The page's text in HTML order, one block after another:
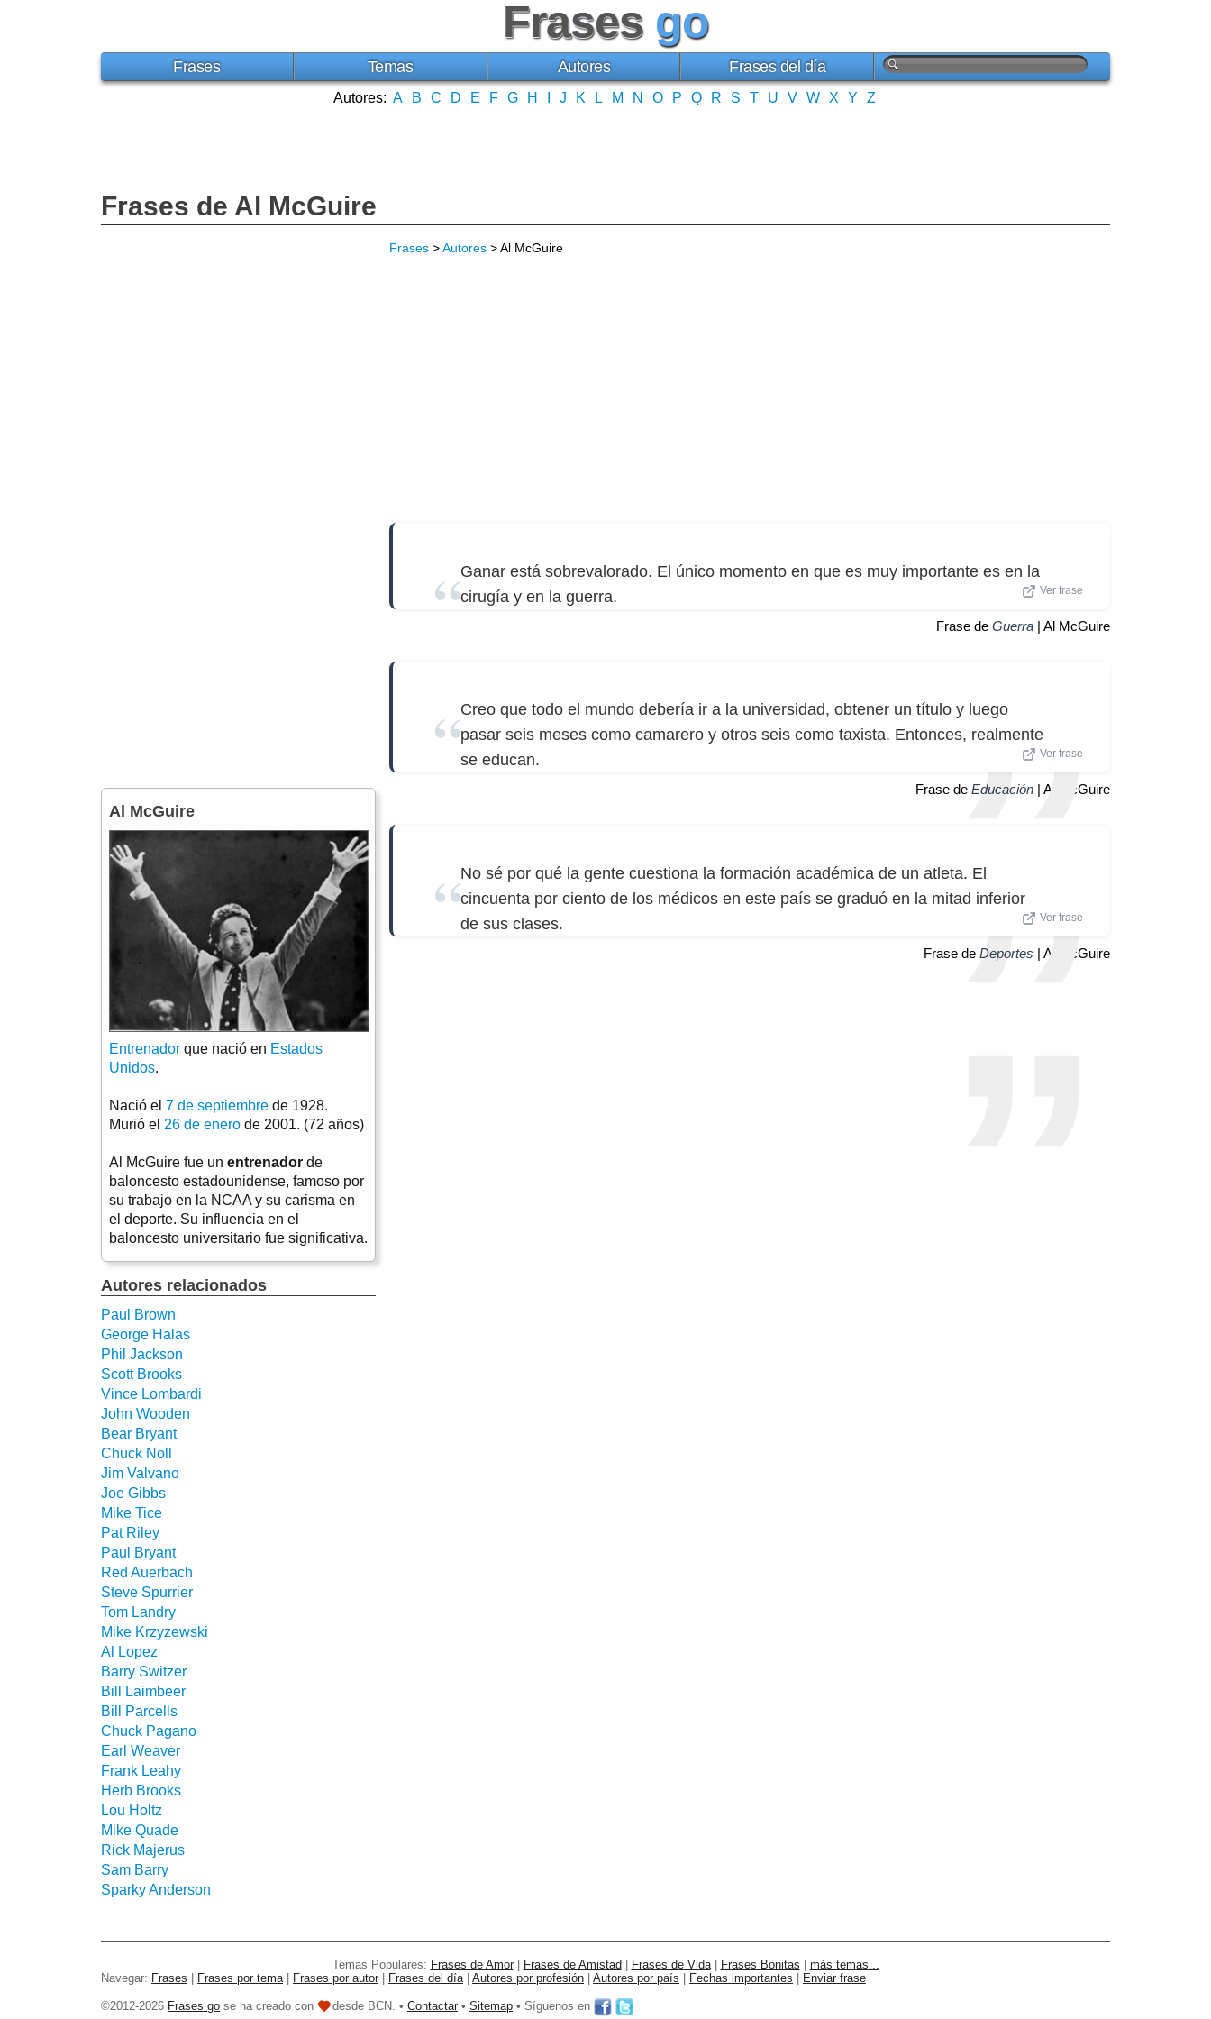
Frases go
Frases Temas Autores Frases del día
Autores: A B C D E F G H J K L M N O P Q R S T U V W X Y Z
Frases de Al McGuire
Frases >Autores > Al McGuire
Ganar está sobrevalorado. El único momento en que es muy importante es en la
cirugía y en la guerra.
Ver frase
Frase de Guerra | Al McGuire
Creo que todo el mundo debería ir a la universidad, obtener un título y luego
pasar seis meses como camarero y otros seis como taxista. Entonces, realmente
se educan.
Ver frase
Frase de Educación | Al McGuire
No sé por qué la gente cuestiona la formación académica de un atleta. El
cincuenta por ciento de los médicos en este país se graduó en la mitad inferior
de sus clases.
Ver frase
Frase de Deportes | Al McGuire
Al McGuire
Entrenador que nació en Estados
Unidos.
Nació el 7 de septiembre de 1928.
Murió el 26 de enero de 2001. (72 años)
Al McGuire fue un entrenador de
baloncesto estadounidense, famoso por
su trabajo en la NCAA y su carisma en
el deporte. Su influencia en el
baloncesto universitario fue significativa.
Autores relacionados
Paul Brown
George Halas
Phil Jackson
Scott Brooks
Vince Lombardi
John Wooden
Bear Bryant
Chuck Noll
Jim Valvano
Joe Gibbs
Mike Tice
Pat Riley
Paul Bryant
Red Auerbach
Steve Spurrier
Tom Landry
Mike Krzyzewski
Al Lopez
Barry Switzer
Bill Laimbeer
Bill Parcells
Chuck Pagano
Earl Weaver
Frank Leahy
Herb Brooks
Lou Holtz
Mike Quade
Rick Majerus
Sam Barry
Sparky Anderson
Temas Populares: Frases de Amor| Frases de Amistad Frases de Vida| Frases Bonitas
más temas...
Navegar: Frases Frases por tema Frases por autor Frases del día Autores por profesión Autores por país Fechas importantes Enviar frase
©2012-2026 Frases go se ha creado con desde BCN. • Contactar • Sitemap • Síguenos en